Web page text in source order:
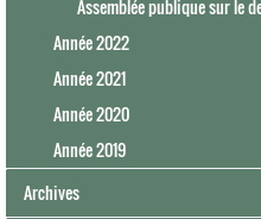
Assemblée publique sur le
Année 2022
Année 2021
Année 2020
Année 2019
Archives